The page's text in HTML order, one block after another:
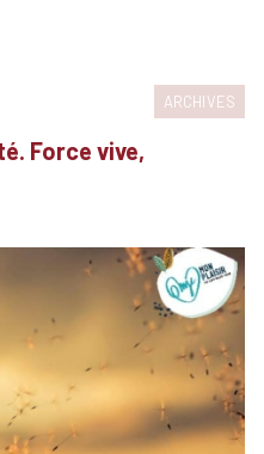
ARCHIVES
Force vive,